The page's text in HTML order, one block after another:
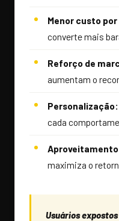
Menor custo
converte mais
Reforço de
aumentam o
Personalização:
cada
maximiza o
Usuários